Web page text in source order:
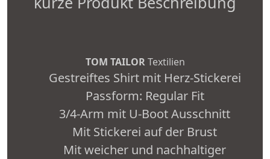
TOM TAILORTextilien
Gestreiftes Shirt mit Herz-Stickerei
Passform: Regular Fit
3/4-Arm mit U-Boot Ausschnitt
Mit Stickerei auf der Brust
Mit weicher und nachhaltiger